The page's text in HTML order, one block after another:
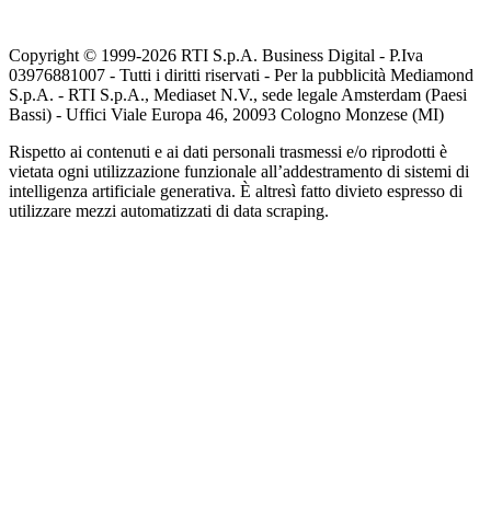
Copyright © 1999-2026 RTI S.p.A. Business Digital - P.Iva
03976881007 - Tutti i diritti riservati - Per la pubblicità Mediamond
S.p.A. - RTI S.p.A., Mediaset N.V., sede legale Amsterdam (Paesi
Bassi) - Uffici Viale Europa 46, 20093 Cologno Monzese (MI)
Rispetto ai contenuti e ai dati personali trasmessi e/o riprodotti è
vietata ogni utilizzazione funzionale all’addestramento di sistemi di
intelligenza artificiale generativa. È altresì fatto divieto espresso di
utilizzare mezzi automatizzati di data scraping.